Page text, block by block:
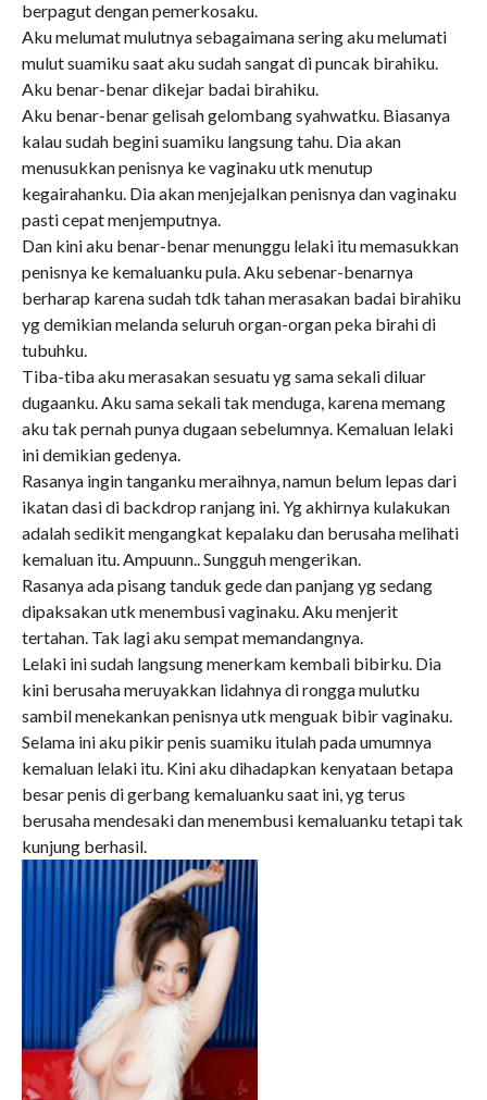
berpagut dengan pemerkosaku.
Aku melumat mulutnya sebagaimana sering aku melumati
mulut suamiku saat aku sudah sangat di puncak birahiku.
Aku benar-benar dikejar badai birahiku.
Aku benar-benar gelisah gelombang syahwatku. Biasanya
kalau sudah begini suamiku langsung tahu. Dia akan
menusukkan penisnya ke vaginaku utk menutup
kegairahanku. Dia akan menjejalkan penisnya dan vaginaku
pasti cepat menjemputnya.
Dan kini aku benar-benar menunggu lelaki itu memasukkan
penisnya ke kemaluanku pula. Aku sebenar-benarnya
berharap karena sudah tdk tahan merasakan badai birahiku
yg demikian melanda seluruh organ-organ peka birahi di
tubuhku.
Tiba-tiba aku merasakan sesuatu yg sama sekali diluar
dugaanku. Aku sama sekali tak menduga, karena memang
aku tak pernah punya dugaan sebelumnya. Kemaluan lelaki
ini demikian gedenya.
Rasanya ingin tanganku meraihnya, namun belum lepas dari
ikatan dasi di backdrop ranjang ini. Yg akhirnya kulakukan
adalah sedikit mengangkat kepalaku dan berusaha melihati
kemaluan itu. Ampuunn.. Sungguh mengerikan.
Rasanya ada pisang tanduk gede dan panjang yg sedang
dipaksakan utk menembusi vaginaku. Aku menjerit
tertahan. Tak lagi aku sempat memandangnya.
Lelaki ini sudah langsung menerkam kembali bibirku. Dia
kini berusaha meruyakkan lidahnya di rongga mulutku
sambil menekankan penisnya utk menguak bibir vaginaku.
Selama ini aku pikir penis suamiku itulah pada umumnya
kemaluan lelaki itu. Kini aku dihadapkan kenyataan betapa
besar penis di gerbang kemaluanku saat ini, yg terus
berusaha mendesaki dan menembusi kemaluanku tetapi tak
kunjung berhasil.